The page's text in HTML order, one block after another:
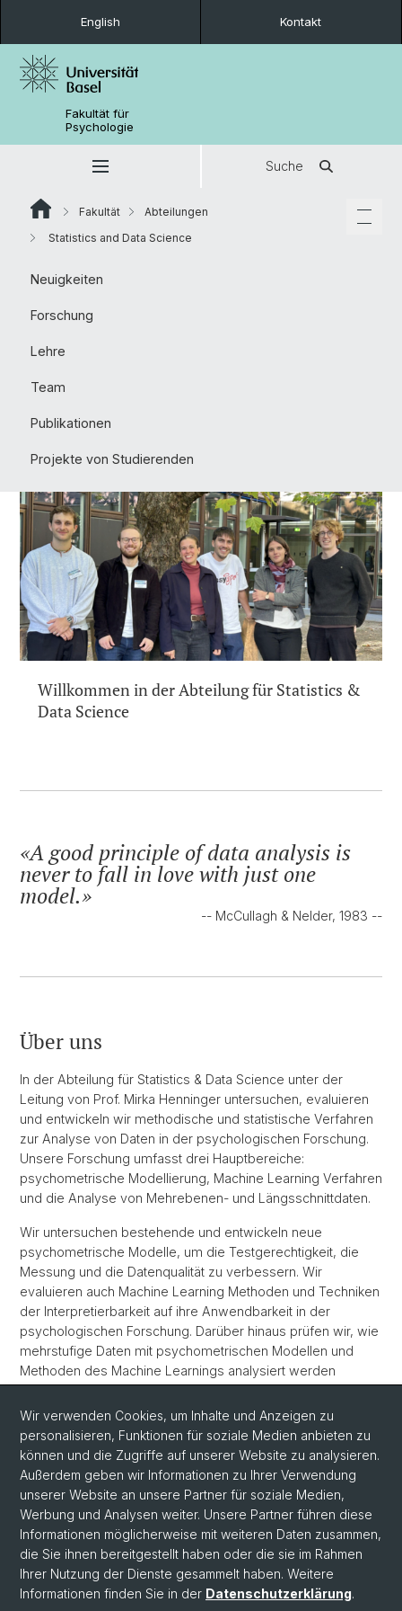
English Kontakt
Fakultät für
Psychologie
Suche
Fakultät
Abteilungen
Statistics and Data Science
Neuigkeiten
Forschung
Lehre
Team
Publikationen
Projekte von Studierenden
Willkommen in der Abteilung für Statistics &
Data Science
A good principle of data analysis is
never to fall in love with just one
model.
-- McCullagh & Nelder, 1983 --
Über uns
In der Abteilung für Statistics & Data Science unter der
Leitung von Prof. Mirka Henninger untersuchen, evaluieren
und entwickeln wir methodische und statistische Verfahren
zur Analyse von Daten in der psychologischen Forschung.
Unsere Forschung umfasst drei Hauptbereiche:
psychometrische Modellierung, Machine Learning Verfahren
und die Analyse von Mehrebenen- und Längsschnittdaten.
Wir untersuchen bestehende und entwickeln neue
psychometrische Modelle, um die Testgerechtigkeit, die
Messung und die Datenqualität zu verbessern. Wir
evaluieren auch Machine Learning Methoden und Techniken
der Interpretierbarkeit auf ihre Anwendbarkeit in der
psychologischen Forschung. Darüber hinaus prüfen wir, wie
mehrstufige Daten mit psychometrischen Modellen und
Methoden des Machine Learnings analysiert werden
können.
Durch unsere Forschung ermöglichen wir die Untersuchung
psychologischer Merkmale und die optimale Auswertung
multivariater Daten in der Psychologie.
Wir verwenden Cookies, um Inhalte und Anzeigen zu
personalisieren, Funktionen für soziale Medien anbieten zu
können und die Zugriffe auf unserer Website zu analysieren.
Außerdem geben wir Informationen zu Ihrer Verwendung
unserer Website an unsere Partner für soziale Medien,
Werbung und Analysen weiter. Unsere Partner führen diese
Informationen möglicherweise mit weiteren Daten zusammen,
die Sie ihnen bereitgestellt haben oder die sie im Rahmen
Ihrer Nutzung der Dienste gesammelt haben. Weitere
Informationen finden Sie in der Datenschutzerklärung.